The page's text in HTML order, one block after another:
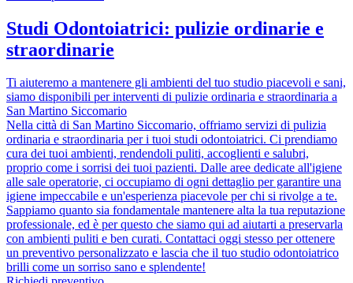
Studi Odontoiatrici: pulizie ordinarie e
straordinarie
Ti aiuteremo a mantenere gli ambienti del tuo studio piacevoli e sani,
siamo disponibili per interventi di pulizie ordinaria e straordinaria a
San Martino Siccomario
Nella città di San Martino Siccomario, offriamo servizi di pulizia
ordinaria e straordinaria per i tuoi studi odontoiatrici. Ci prendiamo
cura dei tuoi ambienti, rendendoli puliti, accoglienti e salubri,
proprio come i sorrisi dei tuoi pazienti. Dalle aree dedicate all'igiene
alle sale operatorie, ci occupiamo di ogni dettaglio per garantire una
igiene impeccabile e un'esperienza piacevole per chi si rivolge a te.
Sappiamo quanto sia fondamentale mantenere alta la tua reputazione
professionale, ed è per questo che siamo qui ad aiutarti a preservarla
con ambienti puliti e ben curati. Contattaci oggi stesso per ottenere
un preventivo personalizzato e lascia che il tuo studio odontoiatrico
brilli come un sorriso sano e splendente!